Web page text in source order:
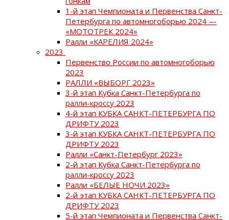
1-й этап Чемпионата и Первенства Санкт-
Петербурга по автомногоборью 2024 —
«МОТОТРЕК 2024»
Ралли «КАРЕЛИЯ 2024»
2023
Первенство России по автомногоборью
2023
РАЛЛИ «ВЫБОРГ 2023»
3-й этап Кубка Санкт-Петербурга по
ралли-кроссу 2023
4-й этап КУБКА САНКТ-ПЕТЕРБУРГА ПО
ДРИФТУ 2023
3-й этап КУБКА САНКТ-ПЕТЕРБУРГА ПО
ДРИФТУ 2023
Ралли «Санкт-Петербург 2023»
2-й этап Кубка Санкт-Петербурга по
ралли-кроссу 2023
Ралли «БЕЛЫЕ НОЧИ 2023»
2-й этап КУБКА САНКТ-ПЕТЕРБУРГА ПО
ДРИФТУ 2023
5-й этап Чемпионата и Первенства Санкт-